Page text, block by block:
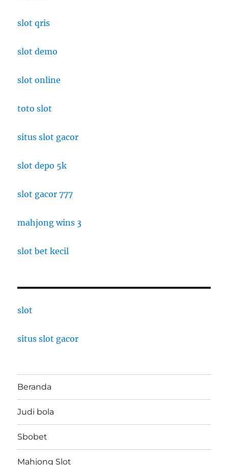
slot qris
slot demo
slot online
toto slot
situs slot gacor
slot depo 5k
slot gacor 777
mahjong wins 3
slot bet kecil
slot
situs slot gacor
Beranda
Judi bola
Sbobet
Mahjong Slot